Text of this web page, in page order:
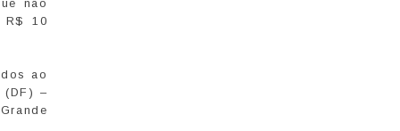
não
R$ 10
ao
(DF) –